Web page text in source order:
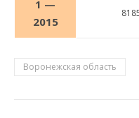
1 —
2015
Воронежская область